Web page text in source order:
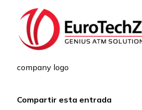
company logo
Compartir esta entrada